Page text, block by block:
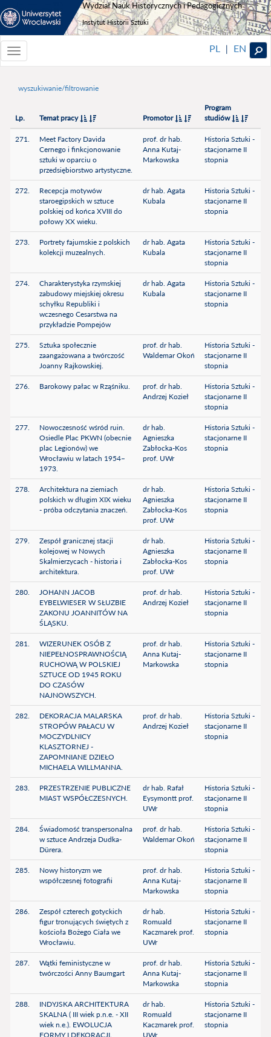
Wydział Nauk Historycznych i Pedagogicznych
Instytut Historii Sztuki
Toggle
navigationToggle
PL | EN
wyszukiwanie/filtrowanie
Lp. Temat pracy Promotor
Program
studiów
271.
Meet Factory Davida
Cernego i finkcjonowanie
sztuki w oparciu o
przedsiębiorstwo artystyczne.
prof. dr hab.
Anna Kutaj-
Markowska
Historia Sztuki -
stacjonarne II
stopnia
272.
Recepcja motywów
staroegipskich w sztuce
polskiej od końca XVIII do
połowy XX wieku.
dr hab. Agata
Kubala
Historia Sztuki -
stacjonarne II
stopnia
273.
Portrety fajumskie z polskich
kolekcji muzealnych.
dr hab. Agata
Kubala
Historia Sztuki -
stacjonarne II
stopnia
274.
Charakterystyka rzymskiej
zabudowy miejskiej okresu
schyłku Republiki i
wczesnego Cesarstwa na
przykładzie Pompejów
dr hab. Agata
Kubala
Historia Sztuki -
stacjonarne II
stopnia
275.
Sztuka społecznie
zaangażowana a twórczość
Joanny Rajkowskiej.
prof. dr hab.
Waldemar Okoń
Historia Sztuki -
stacjonarne II
stopnia
276. Barokowy pałac w Rząśniku.
prof. dr hab.
Andrzej Kozieł
Historia Sztuki -
stacjonarne II
stopnia
277.
Nowoczesność wśród ruin.
Osiedle Plac PKWN (obecnie
plac Legionów) we
Wrocławiu w latach 1954–
1973.
dr hab.
Agnieszka
Zabłocka-Kos
prof. UWr
Historia Sztuki -
stacjonarne II
stopnia
278.
Architektura na ziemiach
polskich w długim XIX wieku
- próba odczytania znaczeń.
dr hab.
Agnieszka
Zabłocka-Kos
prof. UWr
Historia Sztuki -
stacjonarne II
stopnia
279.
Zespół granicznej stacji
kolejowej w Nowych
Skalmierzycach - historia i
architektura.
dr hab.
Agnieszka
Zabłocka-Kos
prof. UWr
Historia Sztuki -
stacjonarne II
stopnia
280.
JOHANN JACOB
EYBELWIESER W SŁUZBIE
ZAKONU JOANNITÓW NA
ŚLĄSKU.
prof. dr hab.
Andrzej Kozieł
Historia Sztuki -
stacjonarne II
stopnia
281.
WIZERUNEK OSÓB Z
NIEPEŁNOSPRAWNOŚCIĄ
RUCHOWĄ W POLSKIEJ
SZTUCE OD 1945 ROKU
DO CZASÓW
NAJNOWSZYCH.
prof. dr hab.
Anna Kutaj-
Markowska
Historia Sztuki -
stacjonarne II
stopnia
282.
DEKORACJA MALARSKA
STROPÓW PAŁACU W
MOCZYDLNICY
KLASZTORNEJ -
ZAPOMNIANE DZIEŁO
MICHAELA WILLMANNA.
prof. dr hab.
Andrzej Kozieł
Historia Sztuki -
stacjonarne II
stopnia
283.
PRZESTRZENIE PUBLICZNE
MIAST WSPÓŁCZESNYCH.
dr hab. Rafał
Eysymontt prof.
UWr
Historia Sztuki -
stacjonarne II
stopnia
284.
Świadomość transpersonalna
w sztuce Andrzeja Dudka-
Dürera.
prof. dr hab.
Waldemar Okoń
Historia Sztuki -
stacjonarne II
stopnia
285.
Nowy historyzm we
współczesnej fotografii
prof. dr hab.
Anna Kutaj-
Markowska
Historia Sztuki -
stacjonarne II
stopnia
286.
Zespół czterech gotyckich
figur tronujących świętych z
kościoła Bożego Ciała we
Wrocławiu.
dr hab.
Romuald
Kaczmarek prof.
UWr
Historia Sztuki -
stacjonarne II
stopnia
287.
Wątki feministyczne w
twórczości Anny Baumgart
prof. dr hab.
Anna Kutaj-
Markowska
Historia Sztuki -
stacjonarne II
stopnia
288.
INDYJSKA ARCHITEKTURA
SKALNA ( III wiek p.n.e. - XII
wiek n.e.). EWOLUCJA
FORMY I DEKORACJI.
dr hab.
Romuald
Kaczmarek prof.
UWr
Historia Sztuki -
stacjonarne II
stopnia